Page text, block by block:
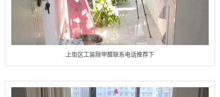
上街区工装除甲醛联系电话推荐下